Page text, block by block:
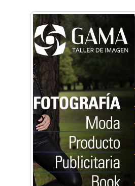
Una compañía teatral de
por el Premio FEBA
La primera vez que Eva
hizo desde Morón
Mariana Croce: "Hoy las
un asesoramiento
seguridad"
Música, teatro, yoga,
Conocé todos los
disfrutar en la Zona Oeste